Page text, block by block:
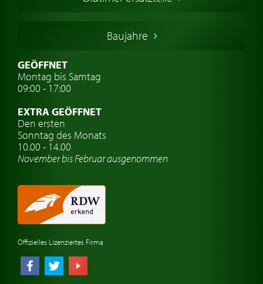
Deutsche Oldtimer
Schwedische Oldtimer
Oldtimer mit h-kennzeichen
Auto Oldtimer Markt
Oldtimer-Versicherung
Oldtimer-Clubs
Oldtimer-Reisen
Automarken uhren
Baujahre
GEÖFFNET
Montag bis Samtag
09:00 - 17:00
EXTRA GEÖFFNET
Den ersten
Sonntag des Monats
10.00 - 14.00
November bis Februar ausgenommen
Offizielles Lizenziertes Firma